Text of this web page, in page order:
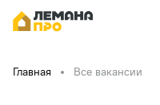
Главная Все вакансии